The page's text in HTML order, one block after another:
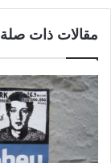
مقالات ذات صلة